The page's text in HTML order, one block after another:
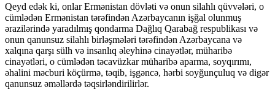
Qeyd edək ki, onlar Ermənistan dövləti və onun silahlı qüvvələri, o
cümlədən Ermənistan tərəfindən Azərbaycanın işğal olunmuş
ərazilərində yaradılmış qondarma Dağlıq Qarabağ respublikası və
onun qanunsuz silahlı birləşmələri tərəfindən Azərbaycana və
xalqına qarşı sülh və insanlıq əleyhinə cinayətlər, müharibə
cinayətləri, o cümlədən təcavüzkar müharibə aparma, soyqırımı,
əhalini məcburi köçürmə, təqib, işgəncə, hərbi soyğunçuluq və digər
qanunsuz əməllərdə təqsirləndirilirlər.